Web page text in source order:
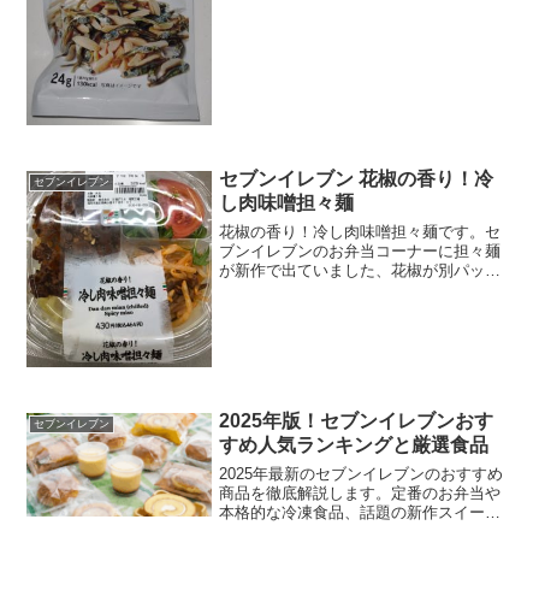
セブンイレブン
セブンイレブン 花椒の香り！冷
し肉味噌担々麺
花椒の香り！冷し肉味噌担々麺です。セ
ブンイレブンのお弁当コーナーに担々麺
が新作で出ていました、花椒が別パッケ
セブンイレブン
2025年版！セブンイレブンおす
すめ人気ランキングと厳選食品
2025年最新のセブンイレブンのおすすめ
商品を徹底解説します。定番のお弁当や
本格的な冷凍食品、話題の新作スイーツ